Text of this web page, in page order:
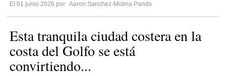
El 01 junio 2026 por Aaron Sanchez-Molina Pando
Esta tranquila ciudad costera en la
costa del Golfo se está
convirtiendo...